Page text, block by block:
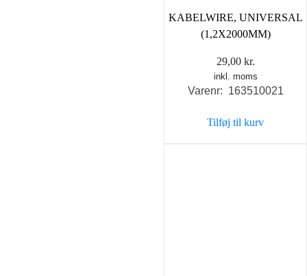
KABELWIRE, UNIVERSAL
(1,2X2000MM)
29,00 kr.
inkl. moms
Varenr: 163510021
Tilføj til kurv